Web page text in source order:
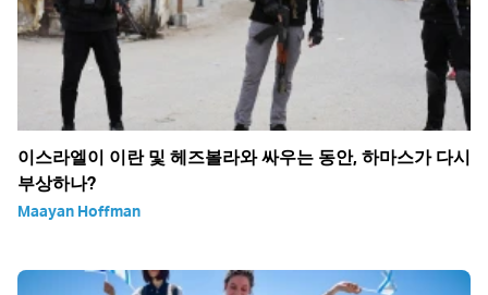
이스라엘이 이란 및 헤즈볼라와 싸우는 동안, 하마스가 다시
부상하나?
Maayan Hoffman